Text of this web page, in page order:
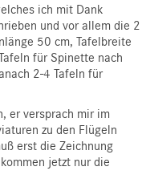
ich mit Dank
und vor allem die 2
50 cm, Tafelbreite
für Spinette nach
2-4 Tafeln für
er versprach mir im
zu den Flügeln
erst die Zeichnung
jetzt nur die